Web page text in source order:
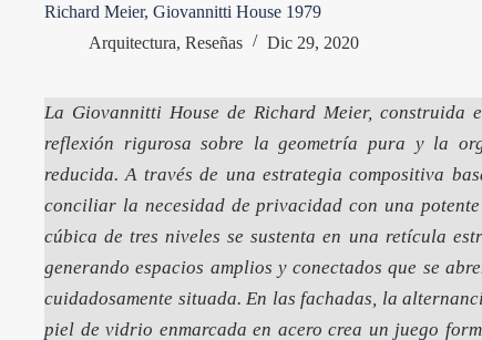
Richard Meier, Giovannitti House 1979
Arquitectura, Reseñas Dic 29, 2020
La Giovannitti House de Richard Meier, construida
reflexión rigurosa sobre la geometría pura y la
reducida. A través de una estrategia compositiva
conciliar la necesidad de privacidad con una
cúbica de tres niveles se sustenta en una retícula
generando espacios amplios y conectados que se
cuidadosamente situada. En las fachadas, la
piel de vidrio enmarcada en acero crea un juego